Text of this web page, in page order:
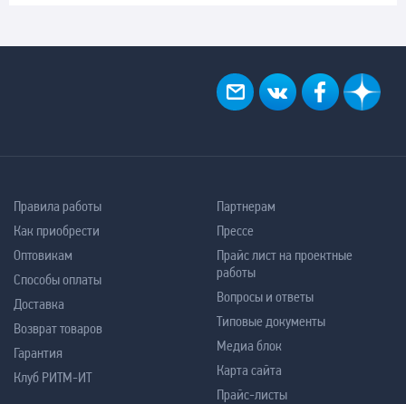
Правила работы
Как приобрести
Оптовикам
Способы оплаты
Доставка
Возврат товаров
Гарантия
Клуб РИТМ-ИТ
Партнерам
Прессе
Прайс лист на проектные
работы
Вопросы и ответы
Типовые документы
Медиа блок
Карта сайта
Прайс-листы